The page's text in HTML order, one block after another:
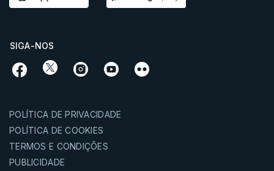
SIGA-NOS
POLÍTICA DE PRIVACIDADE
POLÍTICA DE COOKIES
TERMOS E CONDIÇÕES
PUBLICIDADE